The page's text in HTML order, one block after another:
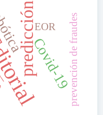
predicciónCovid-19prevención de fraudes
EOR